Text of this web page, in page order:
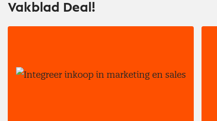
Vakblad Deal!